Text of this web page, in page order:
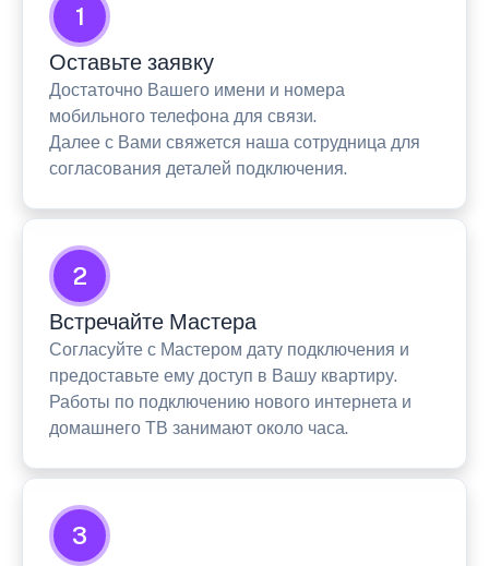
1
Оставьте заявку
Достаточно Вашего имени и номера
мобильного телефона для связи.
Далее с Вами свяжется наша сотрудница для
согласования деталей подключения.
2
Встречайте Мастера
Согласуйте с Мастером дату подключения и
предоставьте ему доступ в Вашу квартиру.
Работы по подключению нового интернета и
домашнего ТВ занимают около часа.
3